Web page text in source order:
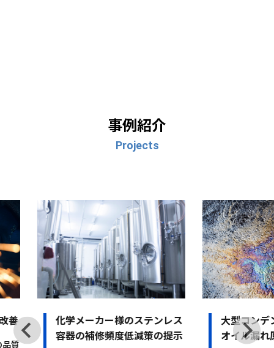
事例紹介
Projects
ーカー様のステンレス
補修頻度低減策の提示
大型コンデンサーからの絶縁
オイル漏れ原因調査